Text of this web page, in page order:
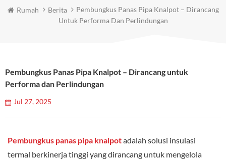
Rumah Berita
Pembungkus Panas Pipa Knalpot – Dirancang
Untuk Performa Dan Perlindungan
Pembungkus Panas Pipa Knalpot – Dirancang untuk
Performa dan Perlindungan
Jul 27, 2025
Pembungkus panas pipa knalpotadalah solusi insulasi
termal berkinerja tinggi yang dirancang untuk mengelola